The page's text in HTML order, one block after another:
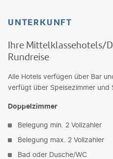
UNTERKUNFT
Ihre Mittelklassehotels/
Rundreise
Alle Hotels verfügen über Bar
verfügt über Speisezimmer und
Doppelzimmer
Belegung min. 2 Vollzahler
Belegung max. 2 Vollzahler
Bad oder Dusche/WC